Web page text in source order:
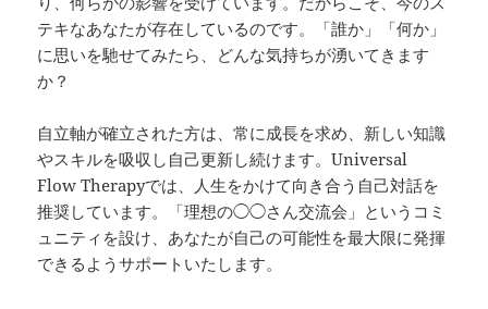
テキなあなたが存在しているのです。「誰か」「何か」
に思いを馳せてみたら、どんな気持ちが湧いてきます
か？
自立軸が確立された方は、常に成長を求め、新しい知識
やスキルを吸収し自己更新し続けます。Universal
Flow Therapyでは、人生をかけて向き合う自己対話を
推奨しています。「理想の◯◯さん交流会」というコミ
ュニティを設け、あなたが自己の可能性を最大限に発揮
できるようサポートいたします。